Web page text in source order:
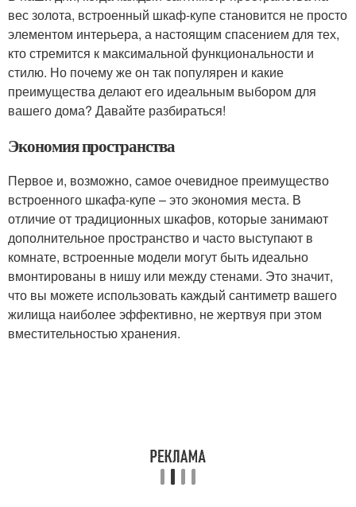
вес золота, встроенный шкаф-купе становится не просто
элементом интерьера, а настоящим спасением для тех,
кто стремится к максимальной функциональности и
стилю. Но почему же он так популярен и какие
преимущества делают его идеальным выбором для
вашего дома? Давайте разбираться!
Экономия пространства
Первое и, возможно, самое очевидное преимущество
встроенного шкафа-купе – это экономия места. В
отличие от традиционных шкафов, которые занимают
дополнительное пространство и часто выступают в
комнате, встроенные модели могут быть идеально
вмонтированы в нишу или между стенами. Это значит,
что вы можете использовать каждый сантиметр вашего
жилища наиболее эффективно, не жертвуя при этом
вместительностью хранения.